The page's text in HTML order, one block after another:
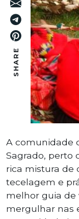
SHARE
A comunidade
Sagrado, perto
rica mistura de
tecelagem e
melhor guia de
mergulhar nas